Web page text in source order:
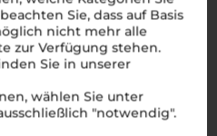
Sie, dass auf Basis
nicht mehr alle
zur Verfügung stehen.
Sie in unserer
wählen Sie unter
"notwendig".
Italien – Erfrischend, fruchtig,
Schaumwein aus Italien,
feine Perlage und